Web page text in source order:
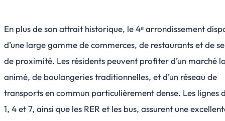
En plus de son attrait historique, le 4ᵉ arrondissement
d’une large gamme de commerces, de restaurants et de
de proximité. Les résidents peuvent profiter d’un marché
animé, de boulangeries traditionnelles, et d’un réseau de
transports en commun particulièrement dense. Les lignes
1, 4 et 7, ainsi que les RER et les bus, assurent une